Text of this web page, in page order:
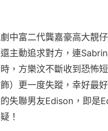
劇中富二代龔嘉豪高大靚
還主動追求對方，連
時，方樂汶不斷收到恐怖
飾）更一度失蹤，幸好最
的失聯男友Edison，即是
疑！